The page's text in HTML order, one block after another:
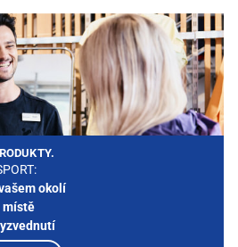
okolí
místě